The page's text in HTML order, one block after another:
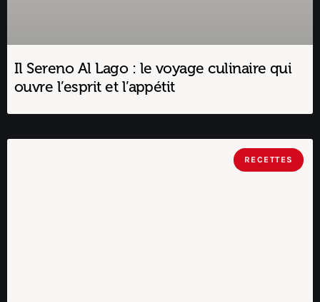
Il Sereno Al Lago : le voyage culinaire qui
ouvre l’esprit et l’appétit
RECETTES